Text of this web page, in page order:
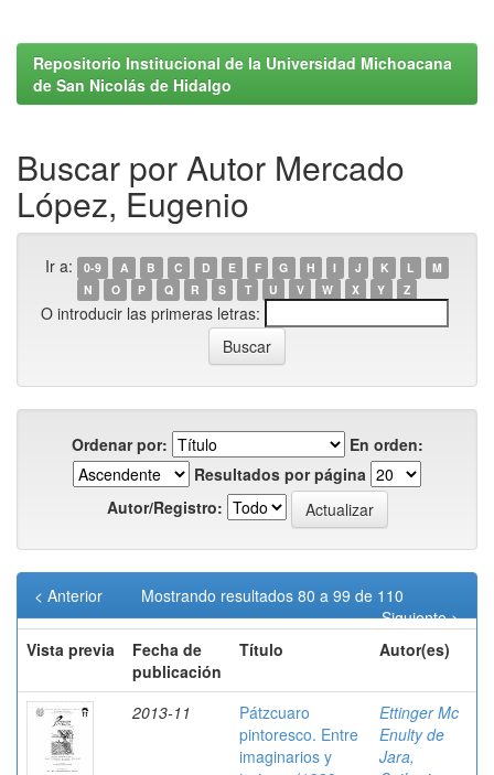
Repositorio Institucional de la Universidad Michoacana
de San Nicolás de Hidalgo
Buscar por Autor Mercado
López, Eugenio
Ir a: 0-9 A B C D E F G H I J K L
M
N
O P Q R S T U V W X Y Z
O introducir las primeras letras:
Ordenar por:
En orden:
Resultados por página
Autor/Registro:
Mostrando resultados 80 a 99 de 110
< Anterior
Siguiente >
Vista previa
Fecha de
publicación
Título Autor(es)
2013-11
Pátzcuaro
pintoresco. Entre
imaginarios y
Ettinger Mc
Enulty de
Jara,